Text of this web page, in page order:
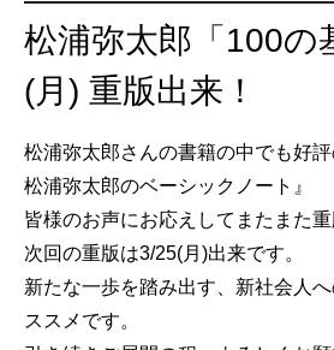
松浦弥太郎「100の
(月) 重版出来！
松浦弥太郎さんの書籍の中でも好
松浦弥太郎のベーシックノート』
皆様のお声にお応えしてまたまた重
次回の重版は3/25(月)出来です。
新たな一歩を踏み出す、新社会人
ススメです。